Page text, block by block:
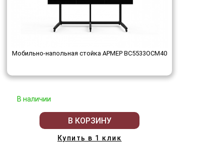
Мобильно-напольная стойка АРМЕР ВС5533ОСМ40
В наличии
В КОРЗИНУ
Купить в 1 клик